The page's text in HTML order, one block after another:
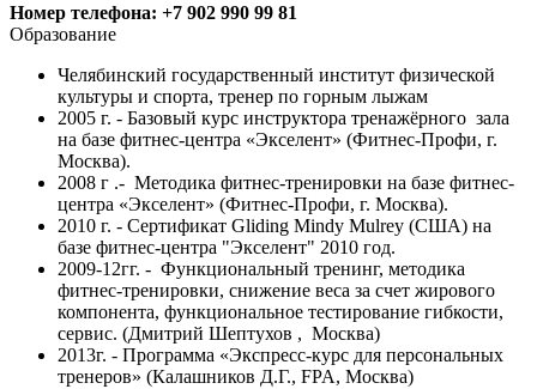
Номер телефона: +7 902 990 99 81
Образование
Челябинский государственный институт физической
культуры и спорта, тренер по горным лыжам
2005 г. - Базовый курс инструктора тренажёрного зала
на базе фитнес-центра «Экселент» (Фитнес-Профи, г.
Москва).
2008 г .- Методика фитнес-тренировки на базе фитнес-
центра «Экселент» (Фитнес-Профи, г. Москва).
2010 г. - Сертификат Gliding Mindy Mulrey (США) на
базе фитнес-центра "Экселент" 2010 год.
2009-12гг. - Функциональный тренинг, методика
фитнес-тренировки, снижение веса за счет жирового
компонента, функциональное тестирование гибкости,
сервис. (Дмитрий Шептухов , Москва)
2013г. - Программа «Экспресс-курс для персональных
тренеров» (Калашников Д.Г., FPA, Москва)